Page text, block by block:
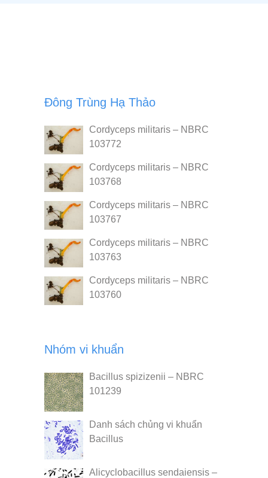
Đông Trùng Hạ Thảo
Cordyceps militaris – NBRC
103772
Cordyceps militaris – NBRC
103768
Cordyceps militaris – NBRC
103767
Cordyceps militaris – NBRC
103763
Cordyceps militaris – NBRC
103760
Nhóm vi khuẩn
Bacillus spizizenii – NBRC
101239
Danh sách chủng vi khuẩn
Bacillus
Alicyclobacillus sendaiensis –